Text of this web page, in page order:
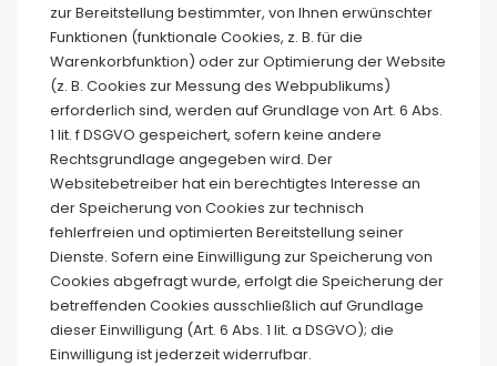
zur Bereitstellung bestimmter, von Ihnen erwünschter
Funktionen (funktionale Cookies, z. B. für die
Warenkorbfunktion) oder zur Optimierung der Website
(z. B. Cookies zur Messung des Webpublikums)
erforderlich sind, werden auf Grundlage von Art. 6 Abs.
1 lit. f DSGVO gespeichert, sofern keine andere
Rechtsgrundlage angegeben wird. Der
Websitebetreiber hat ein berechtigtes Interesse an
der Speicherung von Cookies zur technisch
fehlerfreien und optimierten Bereitstellung seiner
Dienste. Sofern eine Einwilligung zur Speicherung von
Cookies abgefragt wurde, erfolgt die Speicherung der
betreffenden Cookies ausschließlich auf Grundlage
dieser Einwilligung (Art. 6 Abs. 1 lit. a DSGVO); die
Einwilligung ist jederzeit widerrufbar.